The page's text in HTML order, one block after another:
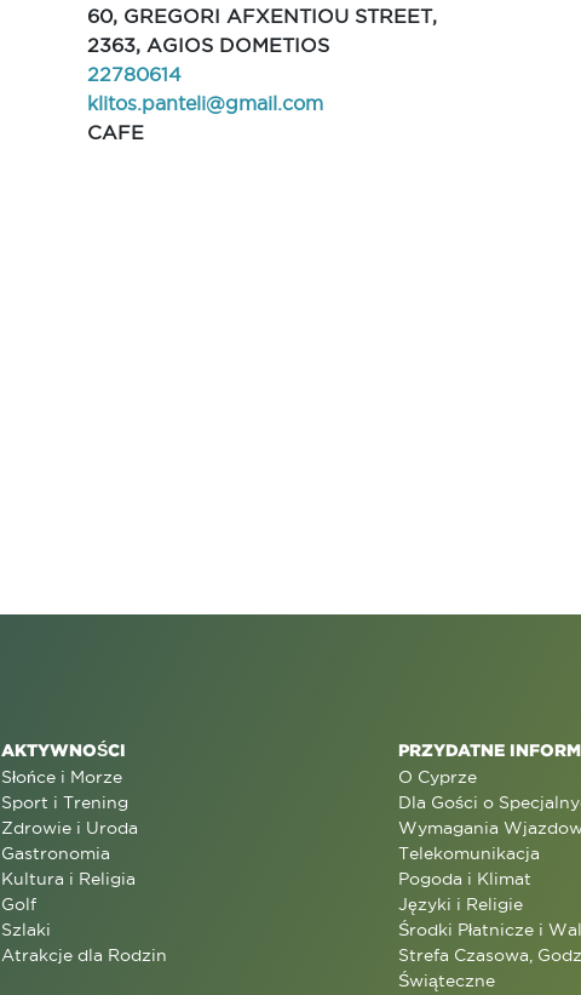
60, GREGORI AFXENTIOU STREET,
2363, AGIOS DOMETIOS
22780614
klitos.panteli@gmail.com
CAFE
AKTYWNOŚCI
Słońce i Morze
Sport i Trening
Zdrowie i Uroda
Gastronomia
Kultura i Religia
Golf
Szlaki
Atrakcje dla Rodzin
PRZYDATNE
O Cyprze
Dla Gości o
Wymagania
Telekomunikacja
Pogoda i Klimat
Języki i Religie
Środki Płatnicze i
Strefa Czasowa,
Świąteczne